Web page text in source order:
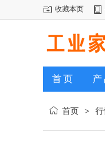
收藏本页
首页 产
首页 >